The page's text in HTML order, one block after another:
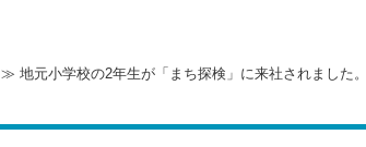
≫ 地元小学校の2年生が「まち探検」に来社されました。